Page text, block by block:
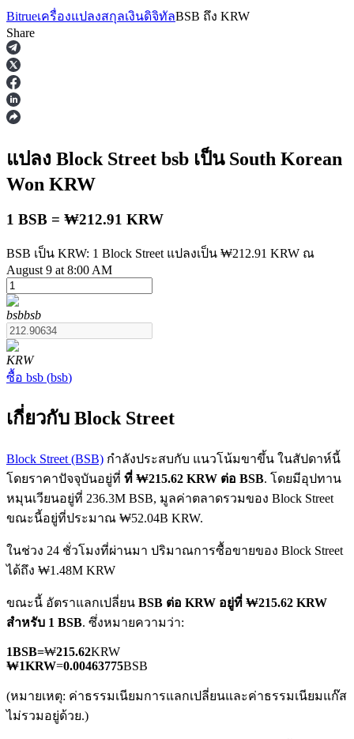
ฟิวเจอร์ส
ฟิวเจอร์สที่ใช้ USDT เป็นหลักประกัน
ฟิวเจอร์ส COIN-M
ฟิวเจอร์สสกุลเงินดิจิทัล
TradFi
อนุพันธ์ของหุ้น ฟอเร็กซ์ โลหะมีค่า และสินค้าโภคภัณฑ์
Bitrueเครื่องแปลงสกุลเงินดิจิทัลBSB ถึง KRW
Share
แปลง Block Street bsb เป็น South Korean
Won KRW
1 BSB = ₩212.91 KRW
BSB เป็น KRW: 1 Block Street แปลงเป็น ₩212.91 KRW ณ
August 9 at 8:00 AM
bsbbsb
KRW
ซื้อ bsb (bsb)
เกี่ยวกับ Block Street
Block Street (BSB) กำลังประสบกับ แนวโน้มขาขึ้น ในสัปดาห์นี้
โดยราคาปัจจุบันอยู่ที่ ที่ ₩215.62 KRW ต่อ BSB. โดยมีอุปทาน
หมุนเวียนอยู่ที่ 236.3M BSB, มูลค่าตลาดรวมของ Block Street
ขณะนี้อยู่ที่ประมาณ ₩52.04B KRW.
ในช่วง 24 ชั่วโมงที่ผ่านมา ปริมาณการซื้อขายของ Block Street
ได้ถึง ₩1.48M KRW
ขณะนี้ อัตราแลกเปลี่ยน BSB ต่อ KRW อยู่ที่ ₩215.62 KRW
สำหรับ 1 BSB. ซึ่งหมายความว่า:
1BSB=₩215.62KRW
₩1KRW=0.00463775BSB
(หมายเหตุ: ค่าธรรมเนียมการแลกเปลี่ยนและค่าธรรมเนียมแก๊ส
ไม่รวมอยู่ด้วย.)